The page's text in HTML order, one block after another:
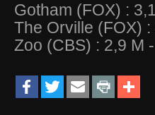
Gotham (FOX) :
The Orville (FOX) :
Zoo (CBS) : 2,9 M